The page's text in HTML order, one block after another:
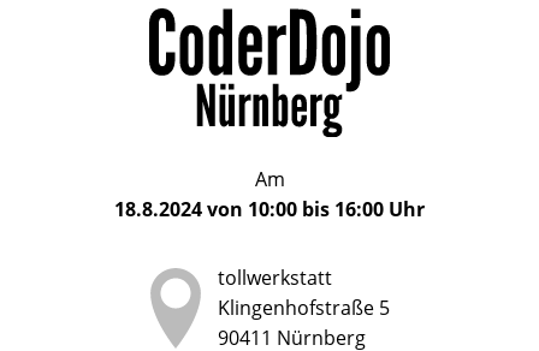
Club
für
Kinder
und
Jugendliche
Alter
bis
17
Am
18.8.2024von 10:00 bis 16:00 Uhr
tollwerkstatt
Klingenhofstraße 5
90411 Nürnberg